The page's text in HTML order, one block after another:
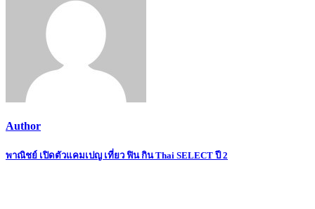
Author
Post
พาณิชย์ เปิดตัวแคมเปญ เที่ยว ฟิน กิน Thai SELECT ปี 2